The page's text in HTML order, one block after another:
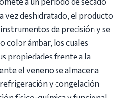
vez deshidratado, el producto
de precisión y se
color ámbar, los cuales
propiedades frente a la
el veneno se almacena
y congelación